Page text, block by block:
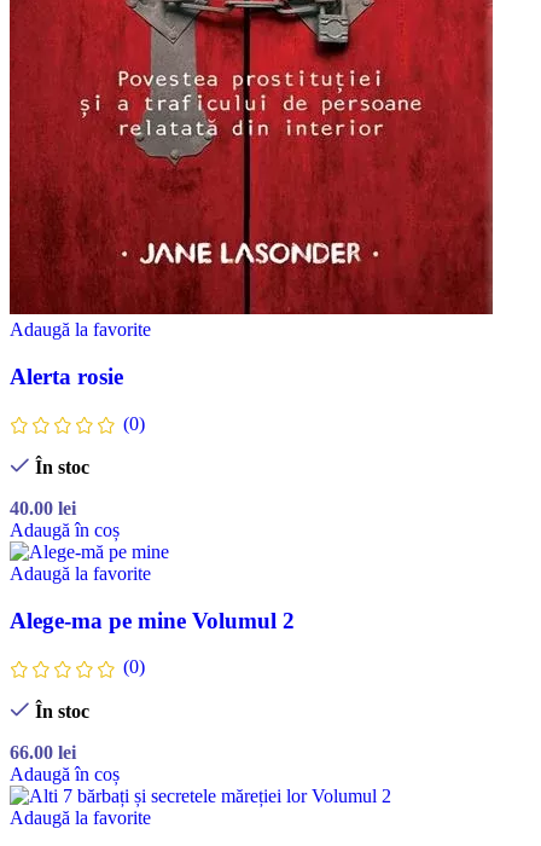
Adaugă la favorite
Alerta rosie
(0)
În stoc
40.00 lei
Adaugă în coș
Adaugă la favorite
Alege-ma pe mine Volumul 2
(0)
În stoc
66.00 lei
Adaugă în coș
Adaugă la favorite